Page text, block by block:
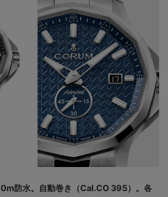
防水。自動巻き（Cal.CO 395）。各